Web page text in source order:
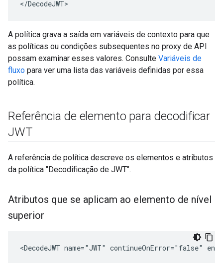
</DecodeJWT>
A política grava a saída em variáveis de contexto para que
as políticas ou condições subsequentes no proxy de API
possam examinar esses valores. Consulte Variáveis de
fluxo para ver uma lista das variáveis definidas por essa
política.
Referência de elemento para decodificar
JWT
A referência de política descreve os elementos e atributos
da política "Decodificação de JWT".
Atributos que se aplicam ao elemento de nível
superior
<DecodeJWT name="JWT" continueOnError="false"